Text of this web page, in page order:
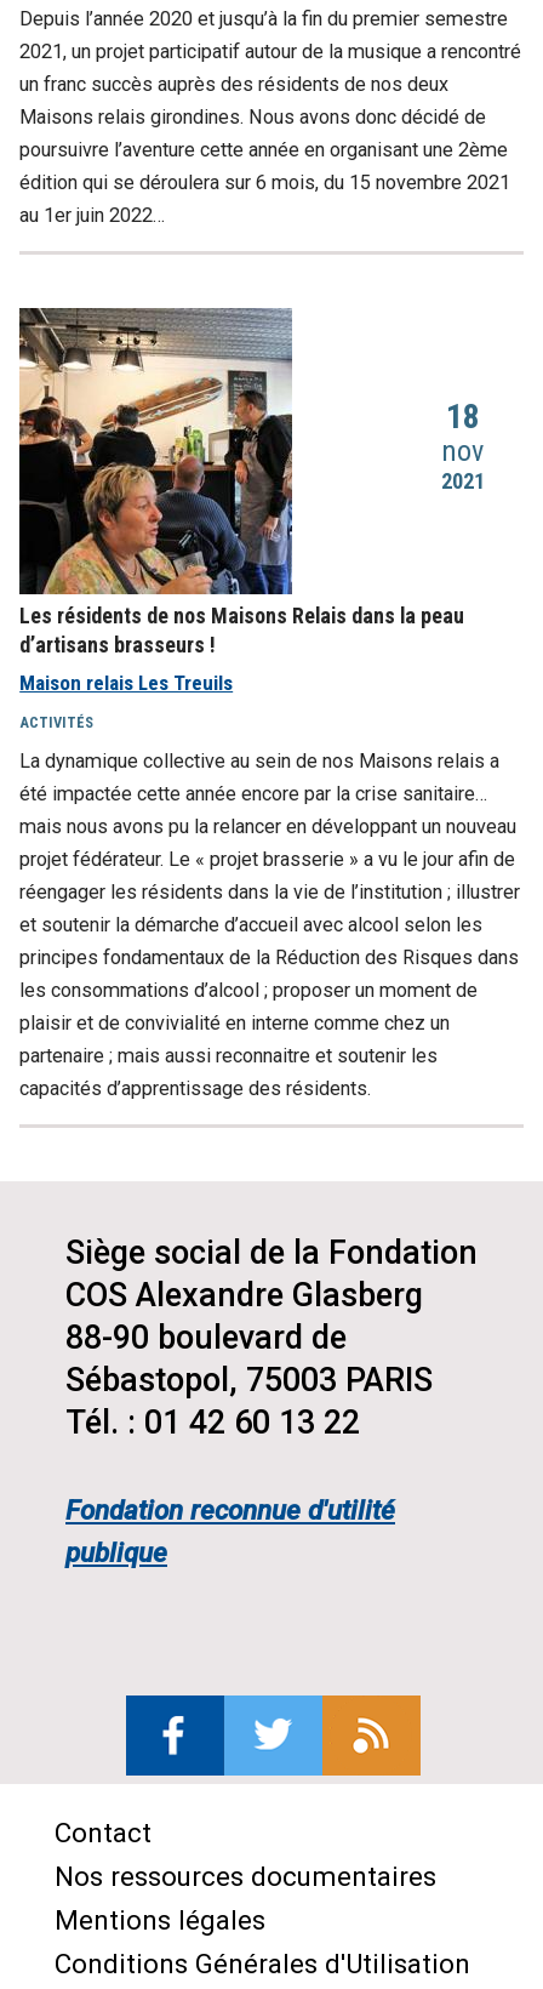
Depuis l’année 2020 et jusqu’à la fin du premier semestre
2021, un projet participatif autour de la musique a rencontré
un franc succès auprès des résidents de nos deux
Maisons relais girondines. Nous avons donc décidé de
poursuivre l’aventure cette année en organisant une 2ème
édition qui se déroulera sur 6 mois, du 15 novembre 2021
au 1er juin 2022…
18
nov
2021
Les résidents de nos Maisons Relais dans la peau
d’artisans brasseurs !
Maison relais Les Treuils
ACTIVITÉS
La dynamique collective au sein de nos Maisons relais a
été impactée cette année encore par la crise sanitaire…
mais nous avons pu la relancer en développant un nouveau
projet fédérateur. Le « projet brasserie » a vu le jour afin de
réengager les résidents dans la vie de l’institution ; illustrer
et soutenir la démarche d’accueil avec alcool selon les
principes fondamentaux de la Réduction des Risques dans
les consommations d’alcool ; proposer un moment de
plaisir et de convivialité en interne comme chez un
partenaire ; mais aussi reconnaitre et soutenir les
capacités d’apprentissage des résidents.
Siège social de la Fondation
COS Alexandre Glasberg
88-90 boulevard de
Sébastopol, 75003 PARIS
Tél. : 01 42 60 13 22
Fondation reconnue d'utilité
publique
Menu
Pied
de
Contact
Nos ressources documentaires
Mentions légales
Conditions Générales d'Utilisation